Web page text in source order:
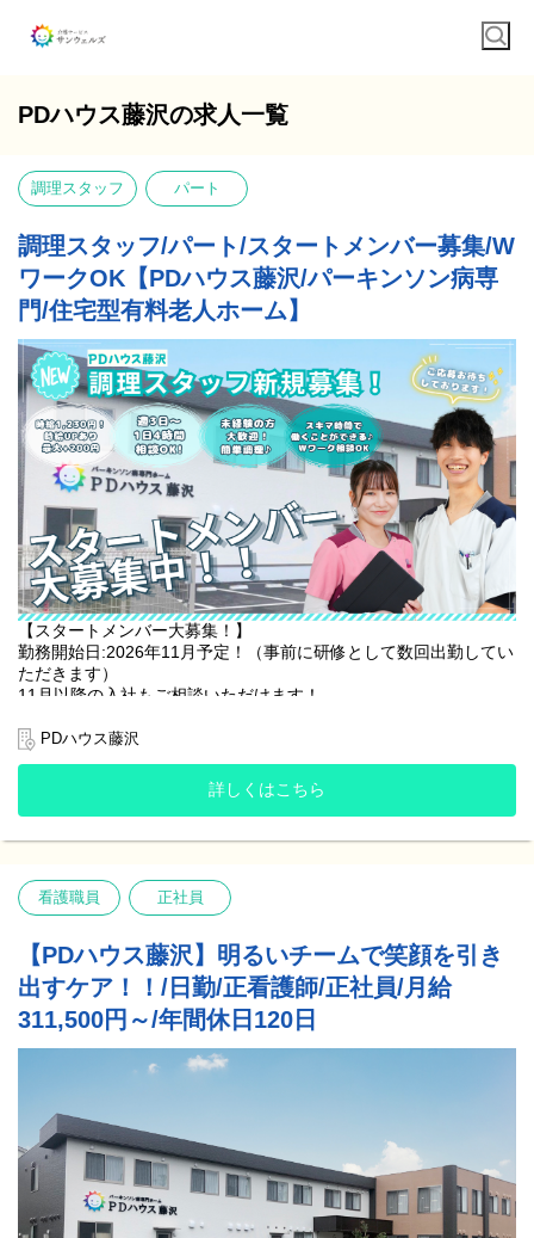
PDハウス藤沢の求人一覧
調理スタッフ パート
調理スタッフ/パート/スタートメンバー募集/W
ワークOK【PDハウス藤沢/パーキンソン病専
門/住宅型有料老人ホーム】
【スタートメンバー大募集！】
勤務開始日:2026年11月予定！（事前に研修として数回出勤してい
ただきます）
11月以降の入社もご相談いただけます！
介護施設でのご入居者様へのお食事の準備・片付けなどをメイン
とするお仕事です！
・未経験の方も大歓迎！！難しい調理はなし！簡単な作業で工程
・日祝手当、早番･遅番時給UPあり！最大で時給+200円♪
・WワークOK！(諸条件あり)
【調理業務】
ご入居者様のお食事準備・片付けなどをお願いいたします。
提供業者から届いた食材を温めたり、盛り付けたりする、簡単な
作業が中心です。
▪️蒸し器や湯煎で温める
▪️食材を刻む(例：卵焼きを一口サイズに切る)
▪️お皿に盛り付ける
▪️配膳・下膳
▪️使った食器を洗う
難しい調理工程はありませんので、料理のご経験がない方も安心
して始めていただけます！
PDハウス藤沢
詳しくはこちら
看護職員 正社員
【PDハウス藤沢】明るいチームで笑顔を引き
出すケア！！/日勤/正看護師/正社員/月給
311,500円～/年間休日120日